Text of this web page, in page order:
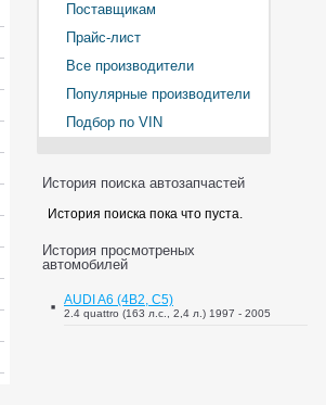
Поставщикам
Прайс-лист
Все производители
Популярные производители
Подбор по VIN
История поиска автозапчастей
История поиска пока что пуста.
История просмотреных
автомобилей
AUDI A6 (4B2, C5)
2.4 quattro (163 л.с., 2,4 л.) 1997 - 2005